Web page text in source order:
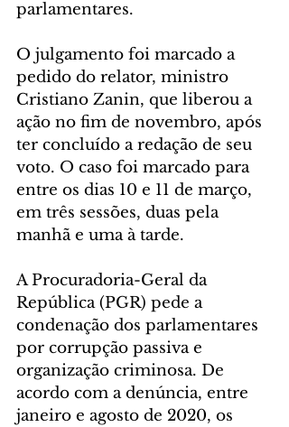
parlamentares.
O julgamento foi marcado a
pedido do relator, ministro
Cristiano Zanin, que liberou a
ação no fim de novembro, após
ter concluído a redação de seu
voto. O caso foi marcado para
entre os dias 10 e 11 de março,
em três sessões, duas pela
manhã e uma à tarde.
A Procuradoria-Geral da
República (PGR) pede a
condenação dos parlamentares
por corrupção passiva e
organização criminosa. De
acordo com a denúncia, entre
janeiro e agosto de 2020, os